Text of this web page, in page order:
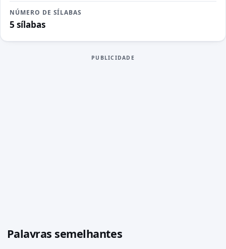
NÚMERO DE SÍLABAS
5 sílabas
PUBLICIDADE
Palavras semelhantes